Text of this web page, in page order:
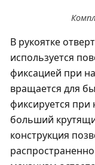
В рукоятке
используется
фиксацией при
вращается для
фиксируется при
больший
конструкция